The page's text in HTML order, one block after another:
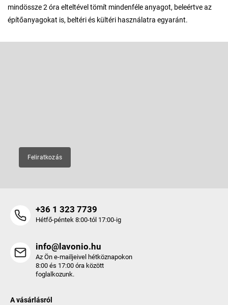
mindössze 2 óra elteltével tömít mindenféle anyagot, beleértve az
építőanyagokat is, beltéri és kültéri használatra egyaránt.
Feliratkozás
+36 1 323 7739
Hétfő-péntek 8:00-tól 17:00-ig
info@lavonio.hu
Az Ön e-mailjeivel hétköznapokon
8:00 és 17:00 óra között
foglalkozunk.
A vásárlásról